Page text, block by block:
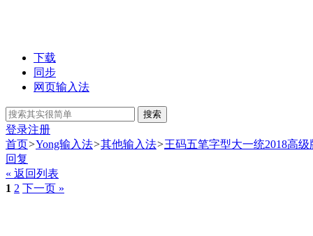
下载
同步
网页输入法
搜索
登录注册
首页>Yong输入法>其他输入法>王码五笔字型大一统2018高
回复
« 返回列表
1 2 下一页 »